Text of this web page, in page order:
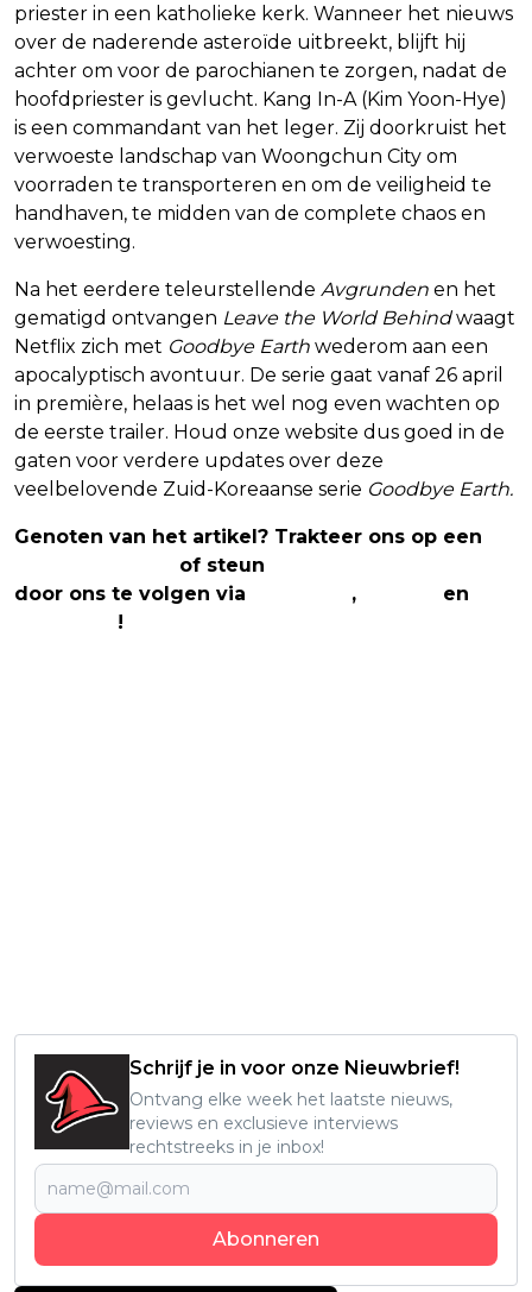
priester in een katholieke kerk. Wanneer het nieuws
over de naderende asteroïde uitbreekt, blijft hij
achter om voor de parochianen te zorgen, nadat de
hoofdpriester is gevlucht. Kang In-A (Kim Yoon-Hye)
is een commandant van het leger. Zij doorkruist het
verwoeste landschap van Woongchun City om
voorraden te transporteren en om de veiligheid te
handhaven, te midden van de complete chaos en
verwoesting.
Na het eerdere teleurstellende Avgrunden en het
gematigd ontvangen Leave the World Behindwaagt
Netflix zich met Goodbye Earth wederom aan een
apocalyptisch avontuur. De serie gaat vanaf 26 april
in première, helaas is het wel nog even wachten op
de eerste trailer. Houd onze website dus goed in de
gaten voor verdere updates over deze
veelbelovende Zuid-Koreaanse serie Goodbye Earth.
Genoten van het artikel? Trakteer ons op een
of steun
door ons te volgen via
,
en
!
Schrijf je in voor onze Nieuwbrief!
Ontvang elke week het laatste nieuws,
reviews en exclusieve interviews
rechtstreeks in je inbox!
Abonneren